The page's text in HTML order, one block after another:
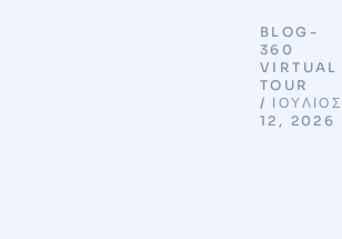
BLOG-
360
VIRTUAL
TOUR
ΙΟΎΛΙΟΣ
12, 2026